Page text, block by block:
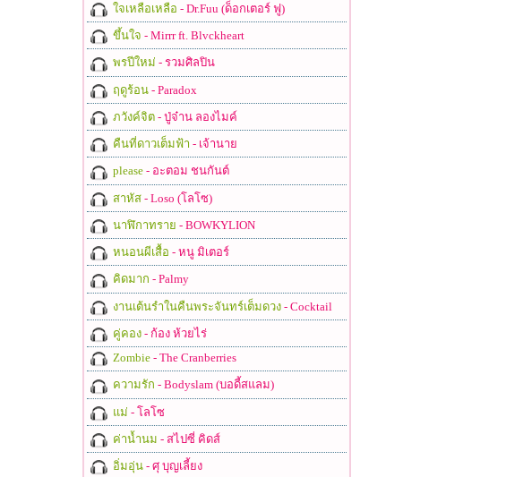
ใจเหลือเหลือ - Dr.Fuu (ด็อกเตอร์ ฟู)
ขึ้นใจ - Mirrr ft. Blvckheart
พรปีใหม่ - รวมศิลปิน
ฤดูร้อน- Paradox
ภวังค์จิต- ปู่จ๋าน ลองไมค์
คืนที่ดาวเต็มฟ้า - เจ้านาย
please- อะตอม ชนกันต์
สาหัส- Loso (โลโซ)
นาฬิกาทราย - BOWKYLION
หนอนผีเสื้อ - หนู มิเตอร์
คิดมาก - Palmy
งานเต้นรำในคืนพระจันทร์เต็มดวง- Cocktail
คู่คอง- ก้อง ห้วยไร่
Zombie- The Cranberries
ความรัก - Bodyslam (บอดี้สแลม)
แม่ - โลโซ
ค่าน้ำนม - สไปซี่ คิดส์
อิ่มอุ่น- ศุ บุญเลี้ยง